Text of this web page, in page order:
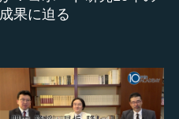
成果に迫る